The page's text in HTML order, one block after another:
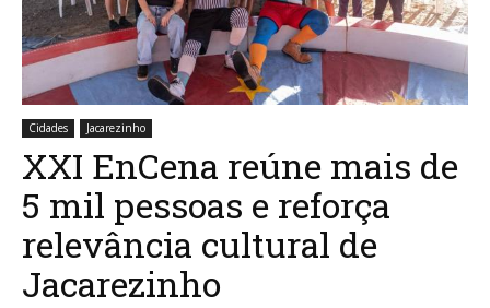
Cidades Jacarezinho
XXI EnCena reúne mais de
5 mil pessoas e reforça
relevância cultural de
Jacarezinho